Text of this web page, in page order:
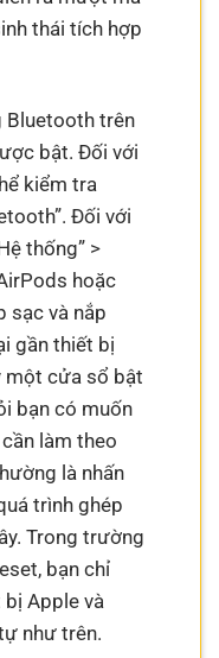
thái tích hợp
Bluetooth trên
bật. Đối với
kiểm tra
Đối với
thống” >
hoặc
sạc và nắp
gần thiết bị
một cửa sổ bật
bạn có muốn
làm theo
là nhấn
trình ghép
Trong trường
bạn chỉ
Apple và
như trên.